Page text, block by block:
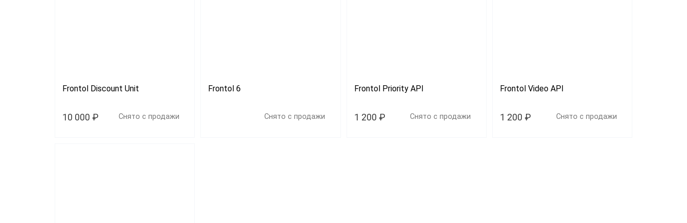
Frontol Discount Unit
10 000 ₽ Снято с продажи
Frontol 6
Снято с продажи
Frontol Priority API
1 200 ₽ Снято с продажи
Frontol Video API
1 200 ₽ Снято с продажи